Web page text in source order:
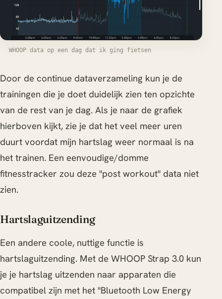
WHOOP data op een dag dat ik ging fietsen
Door de continue dataverzameling kun je de
trainingen die je doet duidelijk zien ten opzichte
van de rest van je dag. Als je naar de grafiek
hierboven kijkt, zie je dat het veel meer uren
duurt voordat mijn hartslag weer normaal is na
het trainen. Een eenvoudige/domme
fitnesstracker zou deze "post workout" data niet
zien.
Hartslaguitzending
Een andere coole, nuttige functie is
hartslaguitzending. Met de WHOOP Strap 3.0 kun
je je hartslag uitzenden naar apparaten die
compatibel zijn met het "Bluetooth Low Energy